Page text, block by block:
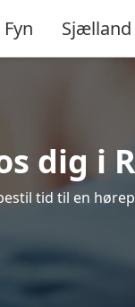
Fyn Sjælland
dig i
tid til en